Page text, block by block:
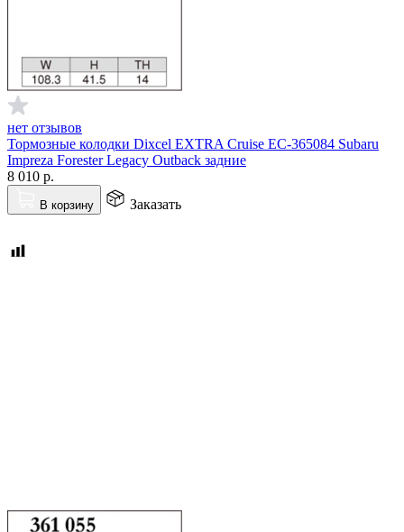
нет отзывов
Тормозные колодки Dixcel EXTRA Cruise EC-365084 Subaru
Impreza Forester Legacy Outback задние
8 010 р.
В корзину Заказать